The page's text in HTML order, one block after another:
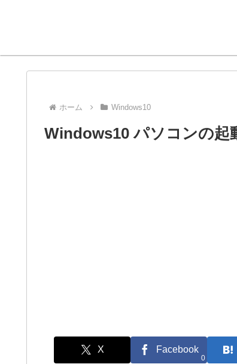
ホーム Windows10
Windows10 パソコンの起
X Facebook
0